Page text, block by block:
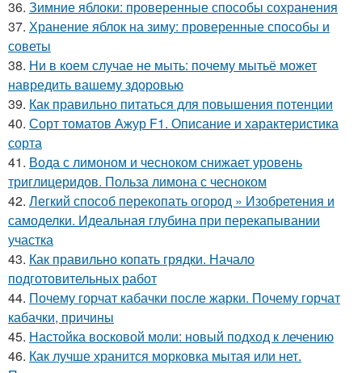
36. Зимние яблоки: проверенные способы сохранения
37. Хранение яблок на зиму: проверенные способы и
советы
38. Ни в коем случае не мыть: почему мытьё может
навредить вашему здоровью
39. Как правильно питаться для повышения потенции
40. Сорт томатов Ажур F1. Описание и характеристика
сорта
41. Вода с лимоном и чесноком снижает уровень
триглицеридов. Польза лимона с чесноком
42. Легкий способ перекопать огород » Изобретения и
самоделки. Идеальная глубина при перекапывании
участка
43. Как правильно копать грядки. Начало
подготовительных работ
44. Почему горчат кабачки после жарки. Почему горчат
кабачки, причины
45. Настойка восковой моли: новый подход к лечению
46. Как лучше хранится морковка мытая или нет.